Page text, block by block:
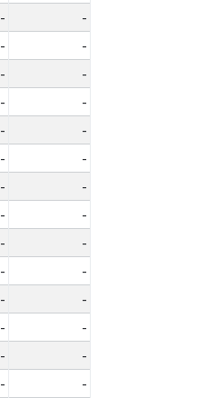
-
-
-
-
-
-
-
-
-
-
-
-
-
-
-
-
-
-
-
-
-
-
-
-
-
-
-
-